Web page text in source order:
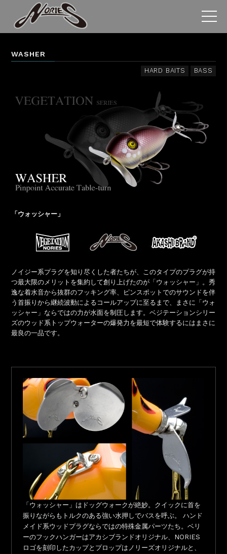
WASHER
HARD BAITS BASS
「ウォッシャー」
ノイジー系プラグを知り尽くした者たちが、このタイプのプラグが持
つ最大限のメリットを集約して創り上げたのが「ウォッシャー」。秀
逸な着水音から抜群のフッキング率、ピンスポットでのサウンドを伴
う首振りから継続波動によるコールアップに至るまで、まさに「ウォ
ッシャー」ならではの力が水面を制圧します。ベジテーションシリー
ズのウッド系トップウォーターの爆発力を最短で体験するにはまさに
最良の一品です。
「ウォッシャー」はドッグウォークが絶妙。クイックに首を
振りながらもトルクのある強い水押しでバスを呼ぶ。 ハンド
メイド系ウッドプラグならではの特殊金属パーツたち。ベリ
ーのフックハンガーはアカシブランドオリジナル、NORIES
ロゴを刻印したカップとプロップはノリーズオリジナルと、